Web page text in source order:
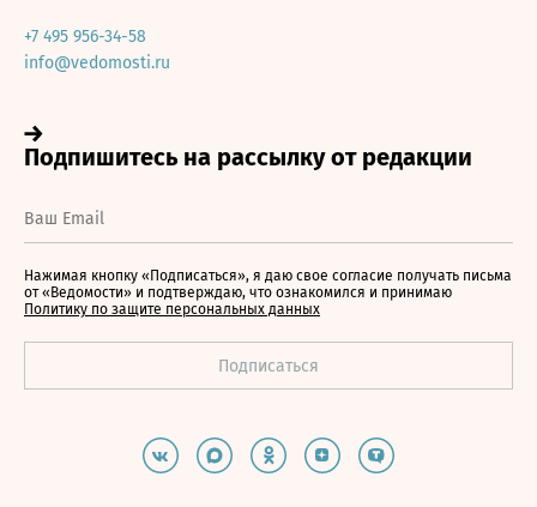
+7 495 956-34-58
info@vedomosti.ru
Нажимая кнопку «Подписаться», я даю свое согласие получать письма
от «Ведомости» и подтверждаю, что ознакомился и принимаю
Политику по защите персональных данных